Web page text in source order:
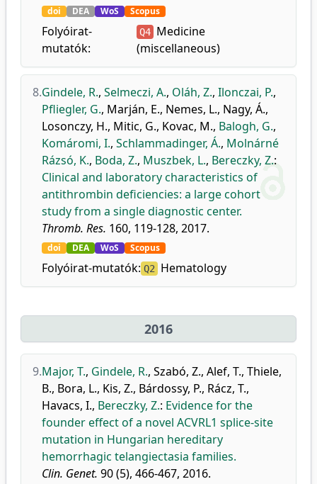
doi DEA WoS Scopus
Folyóirat-
mutatók:
Q4 Medicine
(miscellaneous)
8.Gindele, R., Selmeczi, A., Oláh, Z., Ilonczai, P.,
Pfliegler, G., Marján, E., Nemes, L., Nagy, Á.,
Losonczy, H., Mitic, G., Kovac, M., Balogh, G.,
Komáromi, I., Schlammadinger, Á., Molnárné
Rázsó, K., Boda, Z., Muszbek, L., Bereczky, Z.:
Clinical and laboratory characteristics of
antithrombin deficiencies: a large cohort
study from a single diagnostic center.
Thromb. Res. 160, 119-128, 2017.
doi DEA WoS Scopus
Folyóirat-mutatók: Q2 Hematology
2016
9.Major, T., Gindele, R., Szabó, Z., Alef, T., Thiele,
B., Bora, L., Kis, Z., Bárdossy, P., Rácz, T.,
Havacs, I., Bereczky, Z.: Evidence for the
founder effect of a novel ACVRL1 splice-site
mutation in Hungarian hereditary
hemorrhagic telangiectasia families.
Clin. Genet. 90 (5), 466-467, 2016.